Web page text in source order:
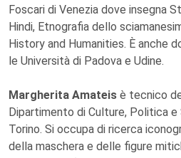
Foscari di Venezia dove insegna
Hindi, Etnografia dello
History and Humanities. È anche
le Università di Padova e Udine.
Margherita Amateis è tecnico
Dipartimento di Culture, Politica
Torino. Si occupa di ricerca
della maschera e delle figure